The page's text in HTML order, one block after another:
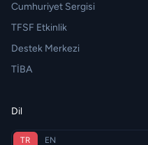
Cumhuriyet Sergisi
TFSF Etkinlik
Destek Merkezi
TİBA
Dil
TR EN